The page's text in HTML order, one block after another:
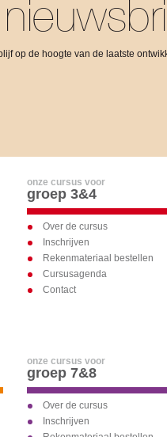
op de hoogte van de laatste
onze cursus voor
groep 3&4
Over de cursus
Inschrijven
Rekenmateriaal bestellen
Cursusagenda
Contact
onze cursus voor
groep 7&8
Over de cursus
Inschrijven